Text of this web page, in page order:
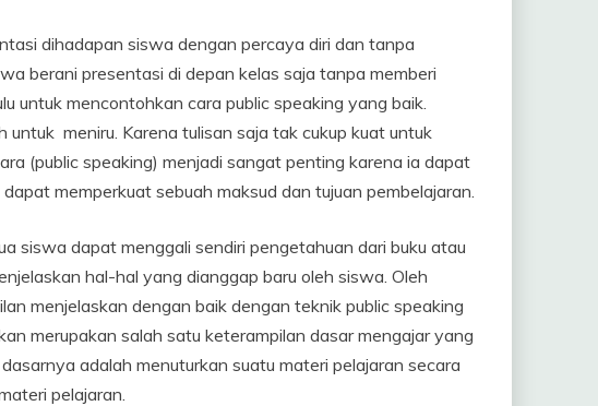
dihadapan siswa dengan percaya diri dan tanpa
berani presentasi di depan kelas saja tanpa memberi
untuk mencontohkan cara public speaking yang baik.
meniru. Karena tulisan saja tak cukup kuat untuk
(public speaking) menjadi sangat penting karena ia dapat
memperkuat sebuah maksud dan tujuan pembelajaran.
siswa dapat menggali sendiri pengetahuan dari buku atau
hal-hal yang dianggap baru oleh siswa. Oleh
menjelaskan dengan baik dengan teknik public speaking
merupakan salah satu keterampilan dasar mengajar yang
adalah menuturkan suatu materi pelajaran secara
pelajaran.